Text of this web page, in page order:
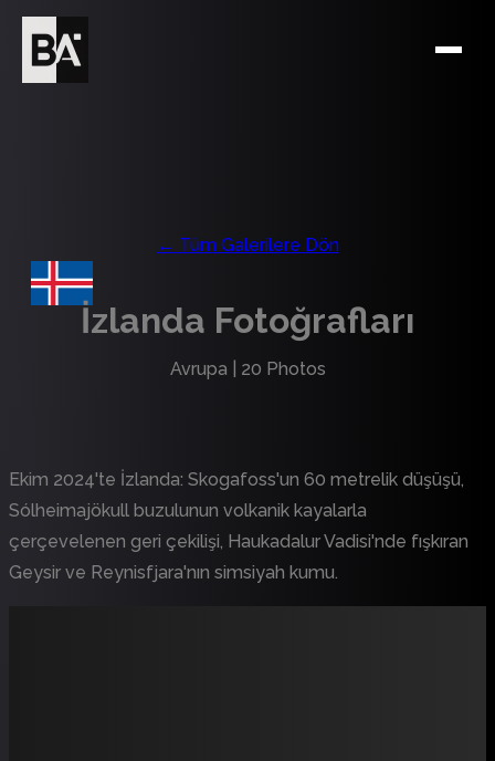
← Tüm Galerilere Dön
İzlanda Fotoğrafları
Avrupa 20 Photos
Ekim 2024'te İzlanda: Skogafoss'un 60 metrelik düşüşü,
Sólheimajökull buzulunun volkanik kayalarla
çerçevelenen geri çekilişi, Haukadalur Vadisi'nde fışkıran
Geysir ve Reynisfjara'nın simsiyah kumu.